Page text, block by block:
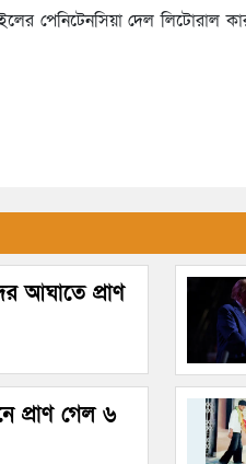
পেনিটেনসিয়া দেল লিটোরাল
আঘাতে প্রাণ
প্রাণ গেল ৬